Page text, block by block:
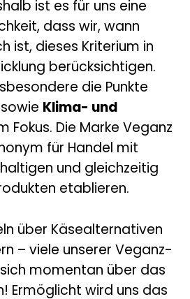
ist es für uns eine
dass wir, wann
ist, dieses Kriterium in
berücksichtigen.
die Punkte
sowie Klima- und
Fokus. Die Marke Veganz
für Handel mit
und gleichzeitig
etablieren.
über Käsealternativen
– viele unserer Veganz-
momentan über das
Ermöglicht wird uns das